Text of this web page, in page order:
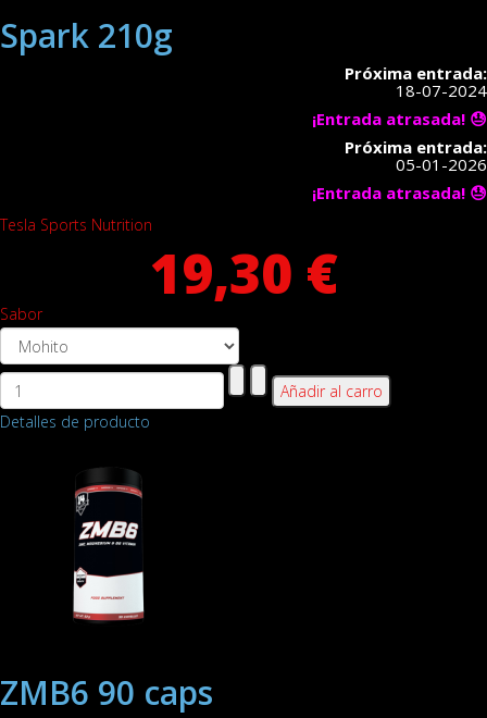
Spark 210g
Próxima entrada:
18-07-2024
¡Entrada atrasada! 😓
Próxima entrada:
05-01-2026
¡Entrada atrasada! 😓
Tesla Sports Nutrition
19,30 €
Sabor
Detalles de producto
ZMB6 90 caps